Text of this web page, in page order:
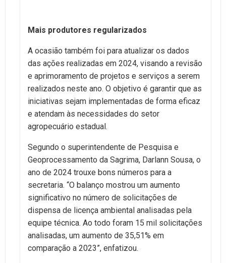
Mais produtores regularizados
A ocasião também foi para atualizar os dados
das ações realizadas em 2024, visando a revisão
e aprimoramento de projetos e serviços a serem
realizados neste ano. O objetivo é garantir que as
iniciativas sejam implementadas de forma eficaz
e atendam às necessidades do setor
agropecuário estadual.
Segundo o superintendente de Pesquisa e
Geoprocessamento da Sagrima, Darlann Sousa, o
ano de 2024 trouxe bons números para a
secretaria. “O balanço mostrou um aumento
significativo no número de solicitações de
dispensa de licença ambiental analisadas pela
equipe técnica. Ao todo foram 15 mil solicitações
analisadas, um aumento de 35,51% em
comparação a 2023”, enfatizou.